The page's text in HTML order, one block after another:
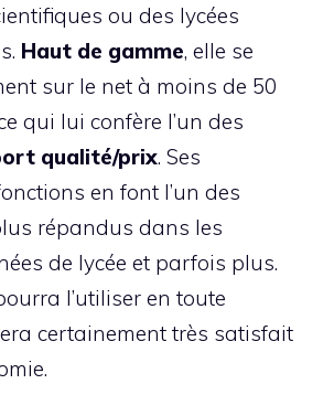
ou des lycées
Haut de gamme, elle se
sur le net à moins de 50
qui lui confère l’un des
qualité/prix. Ses
en font l’un des
répandus dans les
de lycée et parfois plus.
l’utiliser en toute
certainement très satisfait